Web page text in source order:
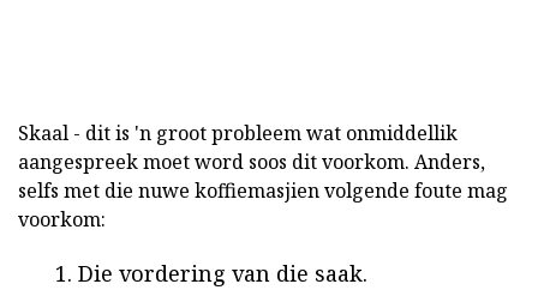
Skaal - dit is 'n groot probleem wat onmiddellik
aangespreek moet word soos dit voorkom. Anders,
selfs met die nuwe koffiemasjien volgende foute mag
voorkom:
Die vordering van die saak.